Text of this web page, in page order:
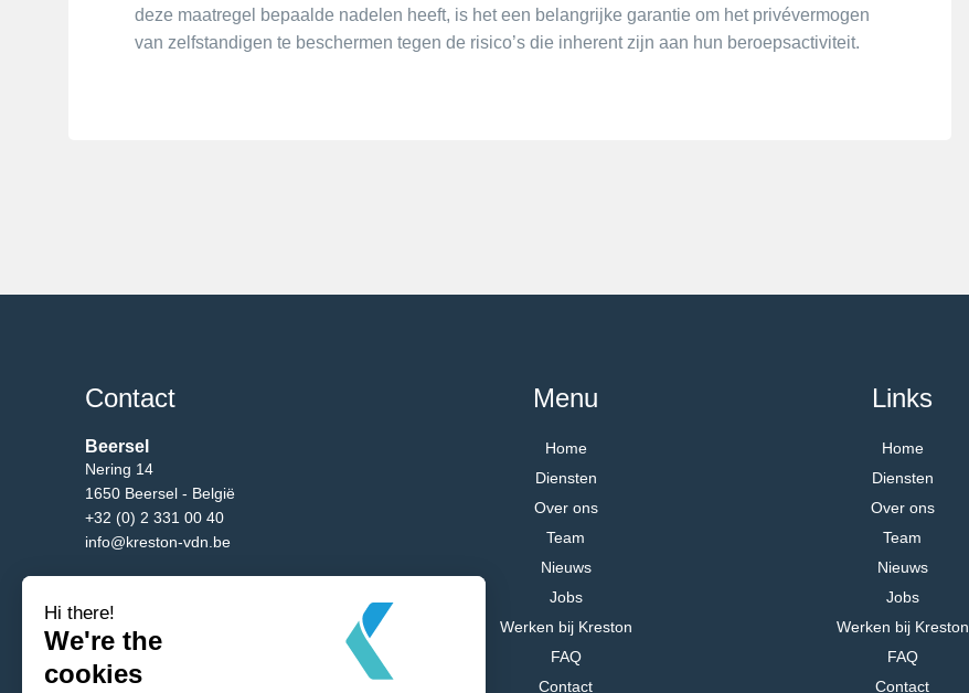
deze maatregel bepaalde nadelen heeft, is het een belangrijke garantie om het privévermogen
van zelfstandigen te beschermen tegen de risico’s die inherent zijn aan hun beroepsactiviteit.
Contact
Beersel
Nering 14
1650 Beersel - België
+32 (0) 2 331 00 40
info@kreston-vdn.be
Burgemeester Etienne Demunterlaan 5/10
1090 Brussel - België
info@kreston-vdn.be
Menu
Home
Diensten
Over ons
Team
Nieuws
Jobs
Werken bij Kreston
FAQ
Contact
Links
Home
Diensten
Over ons
Team
Nieuws
Jobs
Werken bij Kreston
FAQ
Contact